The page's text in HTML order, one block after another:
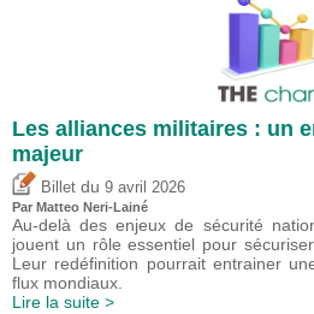
Les alliances militaires : un
majeur
Billet du 9 avril 2026
Par Matteo Neri-Lainé
Au-delà des enjeux de sécurité
jouent un rôle essentiel pour
Leur redéfinition pourrait entrainer
flux mondiaux.
Lire la suite >